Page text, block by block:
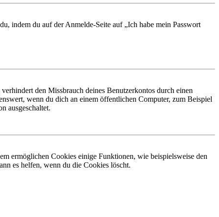
indem du auf der Anmelde-Seite auf „Ich habe mein Passwort
den Missbrauch deines Benutzerkontos durch einen
wenn du dich an einem öffentlichen Computer, zum Beispiel
ausgeschaltet.
ermöglichen Cookies einige Funktionen, wie beispielsweise den
es helfen, wenn du die Cookies löscht.